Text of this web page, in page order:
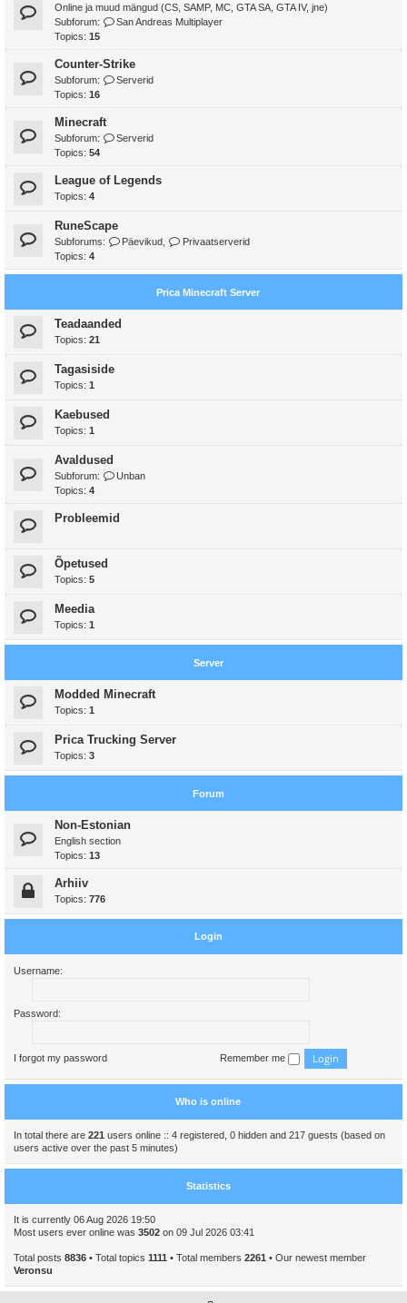
Online ja muud mängud (CS, SAMP, MC, GTA SA, GTA IV, jne)
Subforum:
San Andreas Multiplayer
Topics: 15
Counter-Strike
Subforum:
Serverid
Topics: 16
Minecraft
Subforum:
Serverid
Topics: 54
League of Legends
Topics: 4
RuneScape
Subforums: Päevikud
Privaatserverid
Topics: 4
Prica Minecraft Server
Teadaanded
Topics: 21
Tagasiside
Topics: 1
Kaebused
Topics: 1
Avaldused
Subforum:
Unban
Topics: 4
Probleemid
Õpetused
Topics: 5
Meedia
Topics: 1
Server
Modded Minecraft
Topics: 1
Prica Trucking Server
Topics: 3
Forum
Non-Estonian
English section
Topics: 13
Arhiiv
Topics: 776
Login
Username:
Password:
I forgot my password Remember me
Who is online
In total there are 221 users online :: 4 registered, 0 hidden and 217 guests (based on
users active over the past 5 minutes)
Statistics
It is currently 06 Aug 2026 19:50
Most users ever online was 3502 on 09 Jul 2026 03:41
Total posts 8836 • Total topics 1111 • Total members 2261 • Our newest member
Veronsu